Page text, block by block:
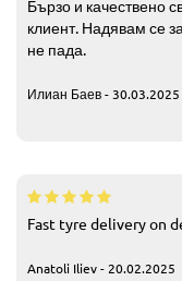
Бързо и качествено
клиент. Надявам се
не пада.
Илиан Баев - 30.03.2025
Fast tyre delivery on
Anatoli Iliev - 20.02.2025